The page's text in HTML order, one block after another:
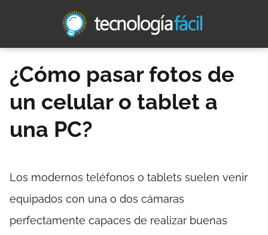
¿Cómo pasar fotos de
un celular o tablet a
una PC?
Los modernos teléfonos o tablets suelen venir
equipados con una o dos cámaras
perfectamente capaces de realizar buenas